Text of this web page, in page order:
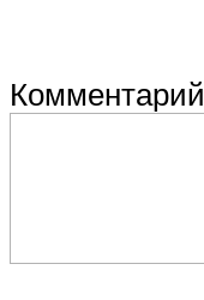
Комментарий